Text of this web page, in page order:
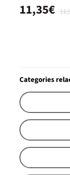
11,35€
Categories